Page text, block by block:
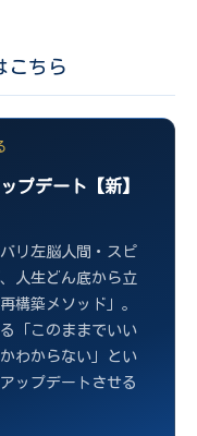
こちら
プデート【新】
リ左脳人間・スピ
人生どん底から立
構築メソッド」。
「このままでいい
わからない」とい
ップデートさせる